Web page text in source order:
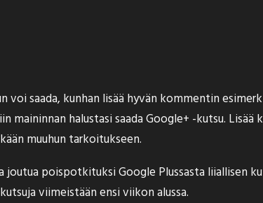
voi saada, kunhan lisää hyvän kommentin
maininnan halustasi saada Google+ -kutsu.
muuhun tarkoitukseen.
poispotkituksi Google Plussasta liiallisen
viimeistään ensi viikon alussa.